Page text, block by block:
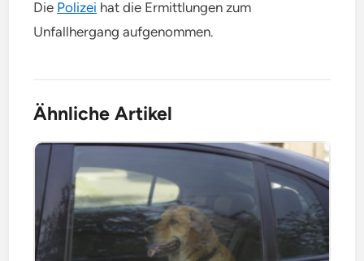
Die Polizei hat die Ermittlungen zum
Unfallhergang aufgenommen.
Ähnliche Artikel